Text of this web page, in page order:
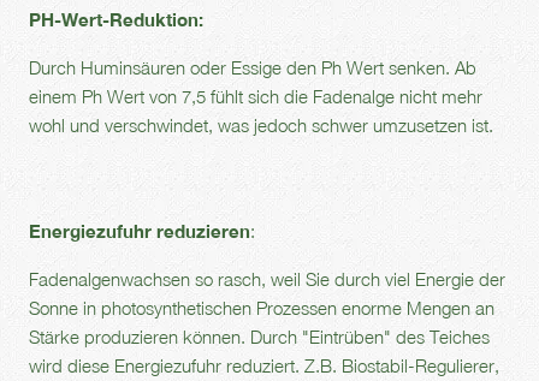
PH-Wert-Reduktion:
Durch Huminsäuren oder Essige den Ph Wert senken. Ab
einem Ph Wert von 7,5 fühlt sich die Fadenalge nicht mehr
wohl und verschwindet, was jedoch schwer umzusetzen ist.
Energiezufuhr reduzieren:
Fadenalgenwachsen so rasch, weil Sie durch viel Energie der
Sonne in photosynthetischen Prozessen enorme Mengen an
Stärke produzieren können. Durch "Eintrüben" des Teiches
wird diese Energiezufuhr reduziert. Z.B. Biostabil-Regulierer,